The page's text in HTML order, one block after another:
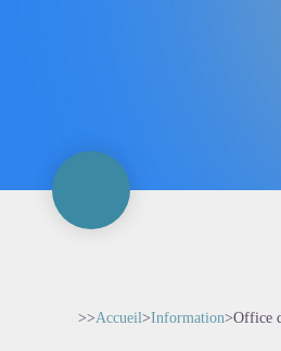
>>Accueil>Information>Office